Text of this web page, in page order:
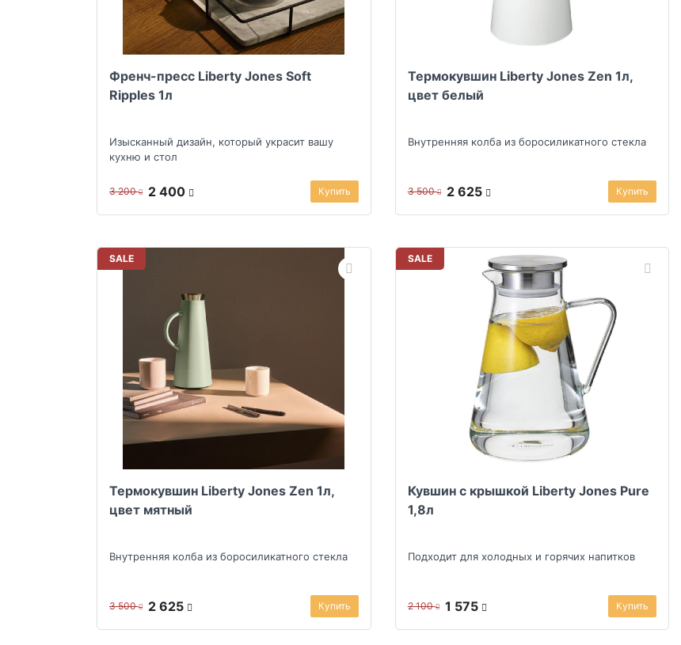
Френч-пресс Liberty Jones Soft
Ripples 1л
Изысканный дизайн, который украсит вашу
кухню и стол
3 200 2 400 Купить
Термокувшин Liberty Jones Zen 1л,
цвет белый
Внутренняя колба из боросиликатного стекла
3 500 2 625 Купить
SALE
Термокувшин Liberty Jones Zen 1л,
цвет мятный
Внутренняя колба из боросиликатного стекла
3 500 2 625 Купить
SALE
Кувшин с крышкой Liberty Jones Pure
1,8л
Подходит для холодных и горячих напитков
2 100 1 575 Купить